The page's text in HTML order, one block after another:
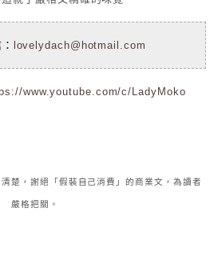
lovelydach@hotmail.com
www.youtube.com/c/LadyMoko
楚，謝絕「假裝自己消費」的商業文，為讀者
嚴格把關。